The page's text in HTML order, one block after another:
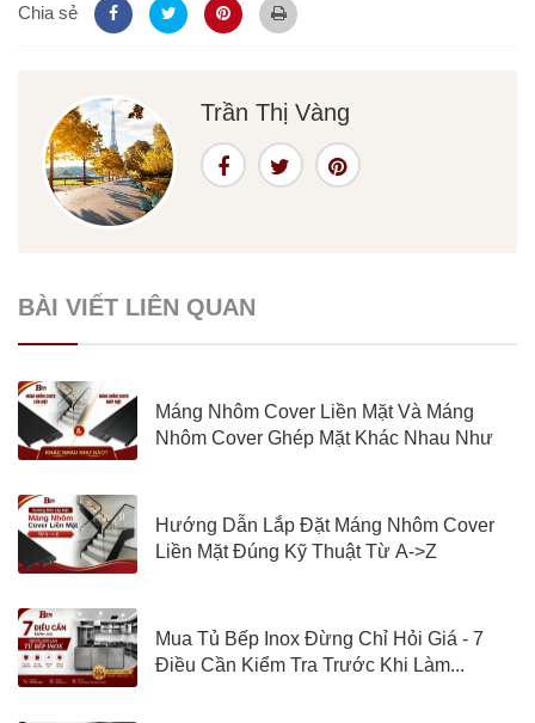
Chia sẻ
Trần Thị Vàng
BÀI VIẾT LIÊN QUAN
Máng Nhôm Cover Liền Mặt Và Máng
Nhôm Cover Ghép Mặt Khác Nhau Như
Hướng Dẫn Lắp Đặt Máng Nhôm Cover
Liền Mặt Đúng Kỹ Thuật Từ A->Z
Mua Tủ Bếp Inox Đừng Chỉ Hỏi Giá - 7
Điều Cần Kiểm Tra Trước Khi Làm...